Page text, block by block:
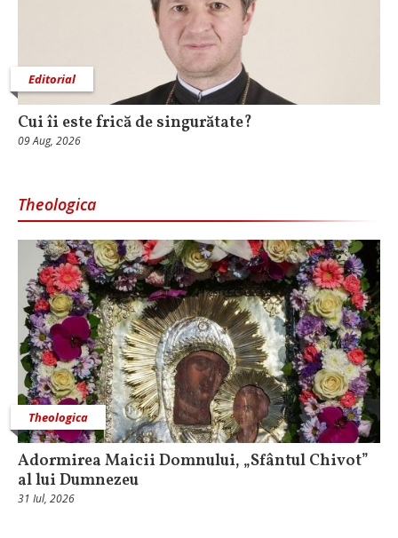
Editorial
Cui îi este frică de singurătate?
09 Aug, 2026
Theologica
Theologica
Adormirea Maicii Domnului, „Sfântul Chivot”
al lui Dumnezeu
31 Iul, 2026